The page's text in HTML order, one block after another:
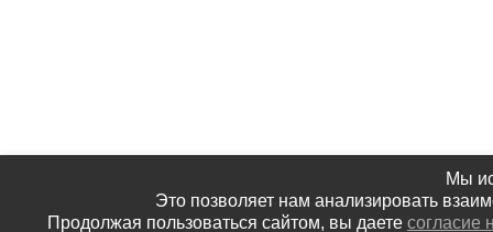
Мы
Это позволяет нам анализировать
Продолжая пользоваться сайтом, вы даете согласие